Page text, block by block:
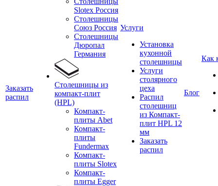
Заказать
распил
Slotex Россия
Столешницы
Союз Россия
Столешницы
Дюропал
Германия
Столешницы из
компакт-плит
(HPL)
Компакт-
плиты Abet
Компакт-
плиты
Fundermax
Компакт-
плиты Slotex
Компакт-
плиты Egger
Услуги
Установка
кухонной
столешницы
Услуги
столярного
цеха
Распил
столешниц
из Компакт-
плит HPL 12
мм
Заказать
распил
Блог
Как